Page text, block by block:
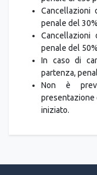
penale del 50%.
In caso di
partenza,
Non è
presentazione
iniziato.